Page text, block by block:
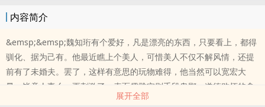
内容简介
&emsp;&emsp;魏知珩有个爱好，凡是漂亮的东西，只要看上，都得
驯化、据为己有。他最近瞧上个美人，可惜美人不仅不解风情，还提
前有了未婚夫。罢了，这样有意思的玩物难得，他当然可以宽宏大
量。毕竟人妻么，更刺激了。表面儒雅实则手段卑鄙、道德败坏的禽
兽? ? ? ? ? ? ? ? ? ? ?VS只想挣脱牢笼的倔强美人强取豪夺无三观，囚
展开全部